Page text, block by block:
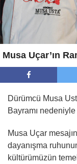
Musa Uçar’ın
Dürümcü Musa
Bayramı
Musa Uçar
dayanışma
kültürümüzün